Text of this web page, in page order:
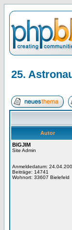
25.
Autor
BIGJIM
Site Admin
Anmeldedatum:
Beiträge: 14741
Wohnort: 33607 Bielefeld